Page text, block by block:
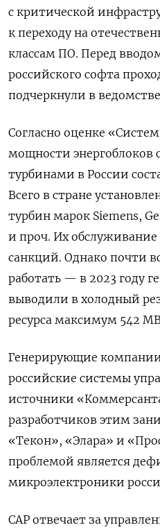
с критической
к переходу на
классам ПО. Перед
российского софта
подчеркнули в
Согласно оценке
мощности
турбинами в России
Всего в стране
турбин марок Siemens,
и проч. Их
санкций. Однако почти
работать — в 2023 году
выводили в холодный
ресурса максимум 542
Генерирующие
российские системы
источники
разработчиков этим
«Текон», «Элара» и
проблемой является
микроэлектроники
САР отвечает за